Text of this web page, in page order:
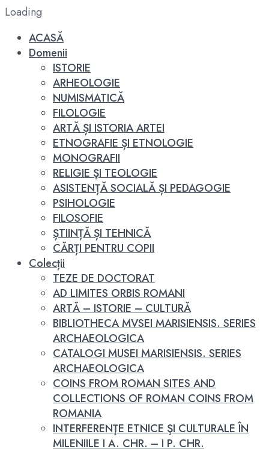
Loading
ACASĂ
Domenii
ISTORIE
ARHEOLOGIE
NUMISMATICĂ
FILOLOGIE
ARTĂ ȘI ISTORIA ARTEI
ETNOGRAFIE ȘI ETNOLOGIE
MONOGRAFII
RELIGIE ŞI TEOLOGIE
ASISTENȚĂ SOCIALĂ ȘI PEDAGOGIE
PSIHOLOGIE
FILOSOFIE
ȘTIINȚĂ ȘI TEHNICĂ
CĂRȚI PENTRU COPII
Colecții
TEZE DE DOCTORAT
AD LIMITES ORBIS ROMANI
ARTĂ – ISTORIE – CULTURĂ
BIBLIOTHECA MVSEI MARISIENSIS. SERIES
ARCHAEOLOGICA
CATALOGI MUSEI MARISIENSIS. SERIES
ARCHAEOLOGICA
COINS FROM ROMAN SITES AND
COLLECTIONS OF ROMAN COINS FROM
ROMANIA
INTERFERENŢE ETNICE ŞI CULTURALE ÎN
MILENIILE I A. CHR. – I P. CHR.